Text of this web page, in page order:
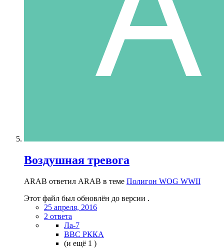
Воздушная тревога
ARAB ответил ARAB в теме Полигон WOG WWII
Этот файл был обновлён до версии .
25 апреля, 2016
2 ответа
Ла-7
ВВС РККА
(и ещё 1 )